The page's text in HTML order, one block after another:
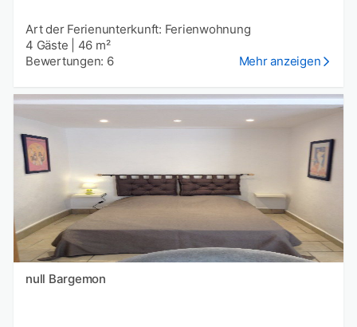
Art der Ferienunterkunft: Ferienwohnung
4 Gäste
46 m²
Bewertungen: 6
Mehr anzeigen
null Bargemon